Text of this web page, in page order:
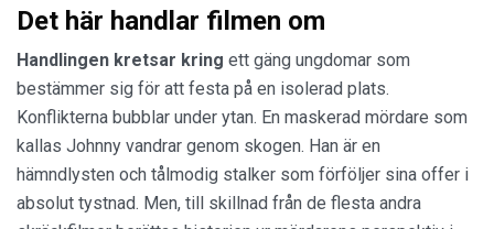
Det här handlar filmen om
Handlingen kretsar kring ett gäng ungdomar som
bestämmer sig för att festa på en isolerad plats.
Konflikterna bubblar under ytan. En maskerad mördare som
kallas Johnny vandrar genom skogen. Han är en
hämndlysten och tålmodig stalker som förföljer sina offer i
absolut tystnad. Men, till skillnad från de flesta andra